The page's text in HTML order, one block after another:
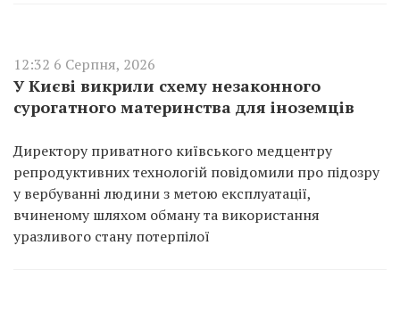
12:32 6 Серпня, 2026
У Києві викрили схему незаконного
сурогатного материнства для іноземців
Директору приватного київського медцентру
репродуктивних технологій повідомили про підозру
у вербуванні людини з метою експлуатації,
вчиненому шляхом обману та використання
уразливого стану потерпілої